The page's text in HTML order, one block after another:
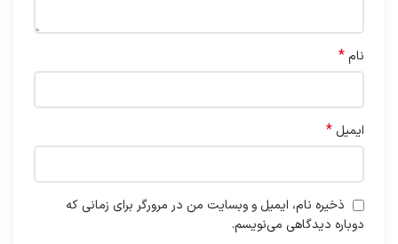
نام*
ایمیل *
ذخیره نام، ایمیل و وبسایت من در مرورگر برای زمانی که
دوباره دیدگاهی می‌نویسم.